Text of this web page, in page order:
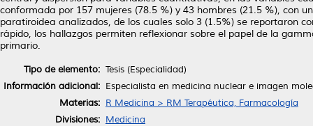
conformada por 157 mujeres (78.5 %) y 43 hombres (21.5 %), con
paratiroidea analizados, de los cuales solo 3 (1.5%) se reportaron
rápido, los hallazgos permiten reflexionar sobre el papel de la
primario.
Tipo de elemento: Tesis (Especialidad)
Información adicional: Especialista en medicina nuclear e imagen
Materias: R Medicina > RM Terapéutica, Farmacología
Divisiones: Medicina